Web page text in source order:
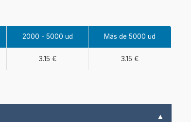
2000 - 5000 ud Más de 5000 ud
3.15 € 3.15 €
▲